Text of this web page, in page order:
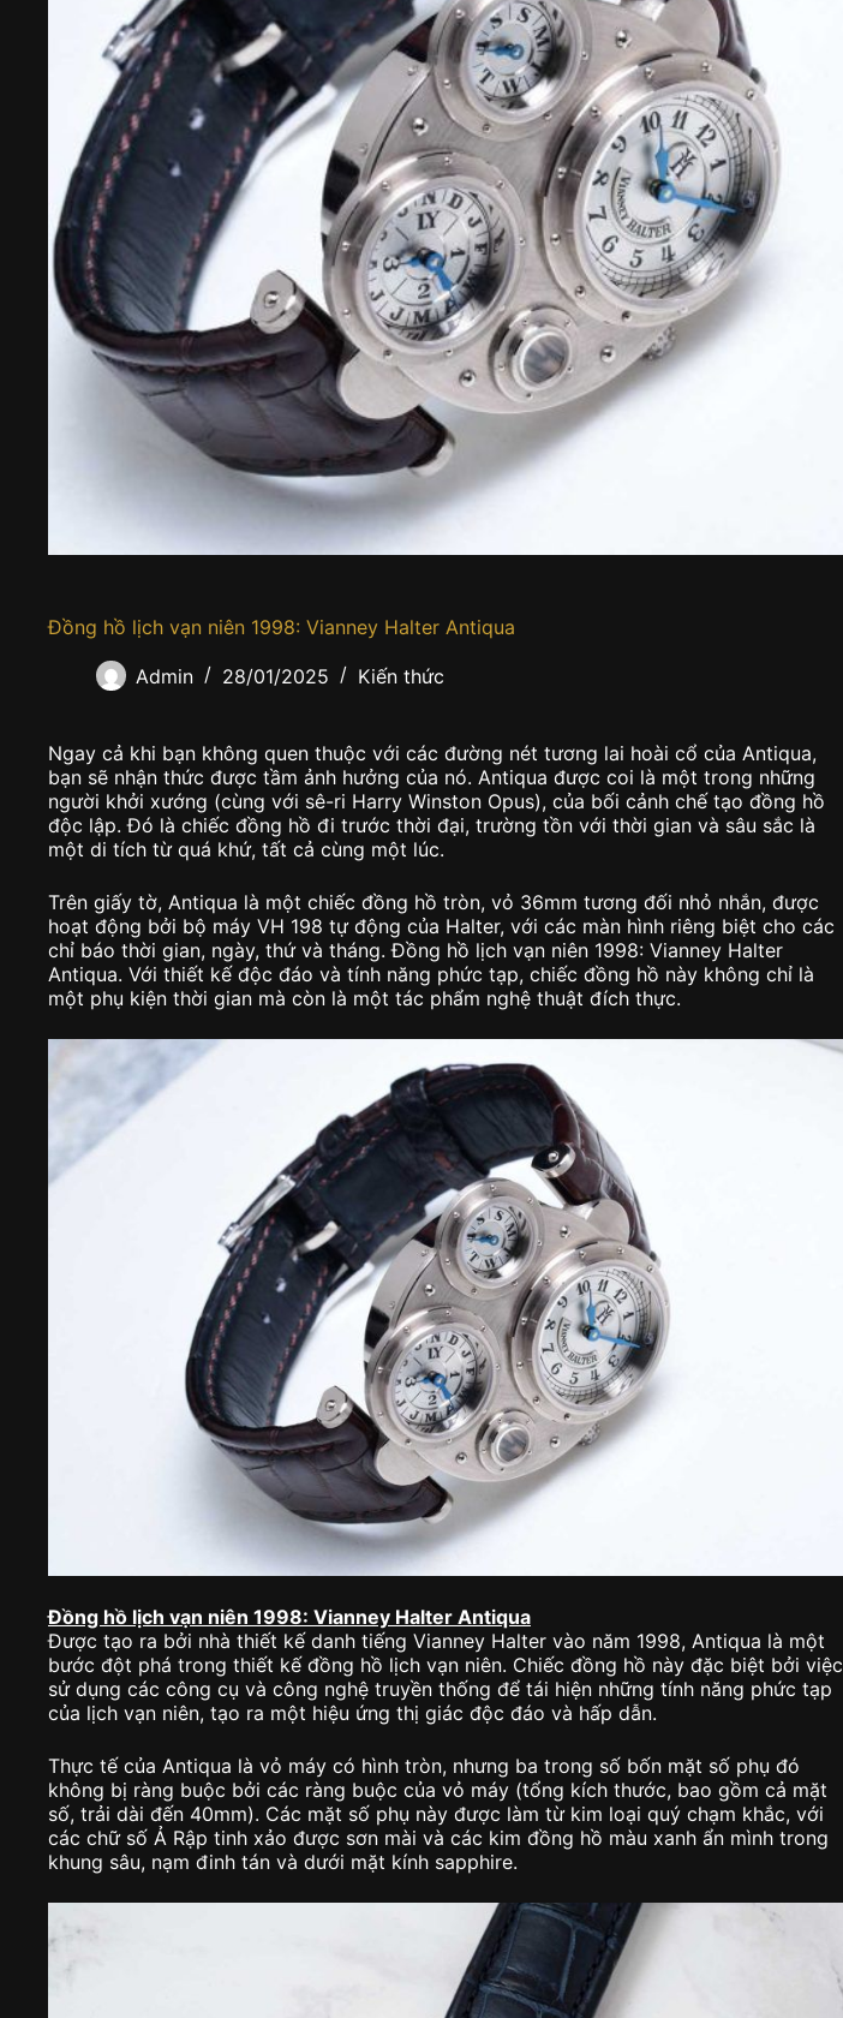
Đồng hồ lịch vạn niên 1998: Vianney Halter Antiqua
Admin 28/01/2025 Kiến thức
Ngay cả khi bạn không quen thuộc với các đường nét tương lai hoài cổ của Antiqua,
bạn sẽ nhận thức được tầm ảnh hưởng của nó. Antiqua được coi là một trong những
người khởi xướng (cùng với sê-ri Harry Winston Opus), của bối cảnh chế tạo đồng hồ
độc lập. Đó là chiếc đồng hồ đi trước thời đại, trường tồn với thời gian và sâu sắc là
một di tích từ quá khứ, tất cả cùng một lúc.
Trên giấy tờ, Antiqua là một chiếc đồng hồ tròn, vỏ 36mm tương đối nhỏ nhắn, được
hoạt động bởi bộ máy VH 198 tự động của Halter, với các màn hình riêng biệt cho các
chỉ báo thời gian, ngày, thứ và tháng. Đồng hồ lịch vạn niên 1998: Vianney Halter
Antiqua. Với thiết kế độc đáo và tính năng phức tạp, chiếc đồng hồ này không chỉ là
một phụ kiện thời gian mà còn là một tác phẩm nghệ thuật đích thực.
Đồng hồ lịch vạn niên 1998: Vianney Halter Antiqua
Được tạo ra bởi nhà thiết kế danh tiếng Vianney Halter vào năm 1998, Antiqua là một
bước đột phá trong thiết kế đồng hồ lịch vạn niên. Chiếc đồng hồ này đặc biệt bởi việc
sử dụng các công cụ và công nghệ truyền thống để tái hiện những tính năng phức tạp
của lịch vạn niên, tạo ra một hiệu ứng thị giác độc đáo và hấp dẫn.
Thực tế của Antiqua là vỏ máy có hình tròn, nhưng ba trong số bốn mặt số phụ đó
không bị ràng buộc bởi các ràng buộc của vỏ máy (tổng kích thước, bao gồm cả mặt
số, trải dài đến 40mm). Các mặt số phụ này được làm từ kim loại quý chạm khắc, với
các chữ số Ả Rập tinh xảo được sơn mài và các kim đồng hồ màu xanh ẩn mình trong
khung sâu, nạm đinh tán và dưới mặt kính sapphire.